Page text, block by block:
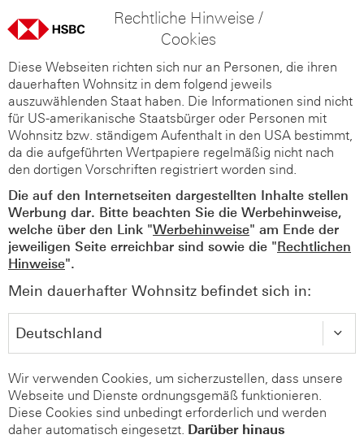
Rechtliche Hinweise /
Cookies
Diese Webseiten richten sich nur an Personen, die ihren
dauerhaften Wohnsitz in dem folgend jeweils
auszuwählenden Staat haben. Die Informationen sind nicht
für US-amerikanische Staatsbürger oder Personen mit
Wohnsitz bzw. ständigem Aufenthalt in den USA bestimmt,
da die aufgeführten Wertpapiere regelmäßig nicht nach
den dortigen Vorschriften registriert worden sind.
Die auf den Internetseiten dargestellten Inhalte stellen
Werbung dar. Bitte beachten Sie die Werbehinweise,
welche über den Link "Werbehinweise" am Ende der
jeweiligen Seite erreichbar sind sowie die "Rechtlichen
Hinweise".
Mein dauerhafter Wohnsitz befindet sich in:
Wir verwenden Cookies, um sicherzustellen, dass unsere
Webseite und Dienste ordnungsgemäß funktionieren.
Diese Cookies sind unbedingt erforderlich und werden
daher automatisch eingesetzt. Darüber hinaus